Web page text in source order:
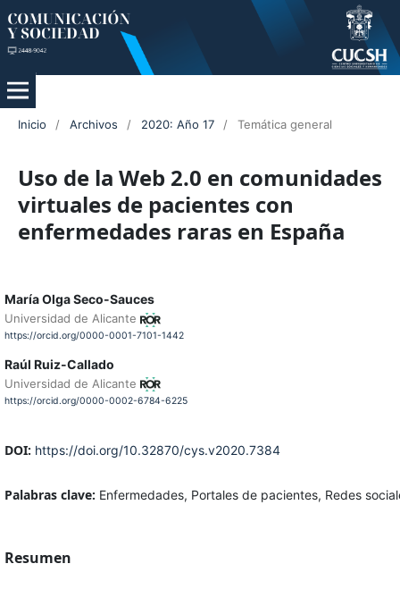
Inicio / Archivos / 2020: Año 17 / Temática general
Uso de la Web 2.0 en comunidades
virtuales de pacientes con
enfermedades raras en España
María Olga Seco-Sauces
Universidad de Alicante
https://orcid.org/0000-0001-7101-1442
Raúl Ruiz-Callado
Universidad de Alicante
https://orcid.org/0000-0002-6784-6225
DOI: https://doi.org/10.32870/cys.v2020.7384
Palabras clave: Enfermedades, Portales de pacientes, Redes
Resumen